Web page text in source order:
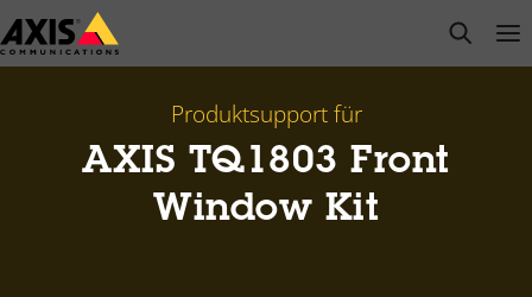
Zum
Hauptinhalt
open
Produktsupport für
AXIS TQ1803 Front
Window Kit